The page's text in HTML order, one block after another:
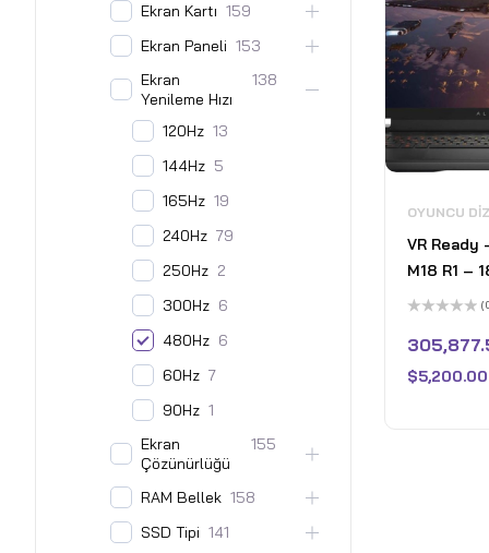
Ekran Kartı 159
Ekran Paneli 153
Ekran
Yenileme Hızı
138
120Hz 13
144Hz 5
165Hz 19
240Hz 79
250Hz 2
300Hz 6
480Hz 6
60Hz 7
90Hz 1
Ekran
Çözünürlüğü
155
RAM Bellek 158
SSD Tipi 141
OYUNCU
VR Ready
M18 R1 –
480Hz
16GB
32GB
üzerinden
0
aldı
$5,200.00